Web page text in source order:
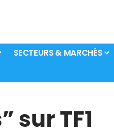
SECTEURS & MARCHÉS
sur TF1